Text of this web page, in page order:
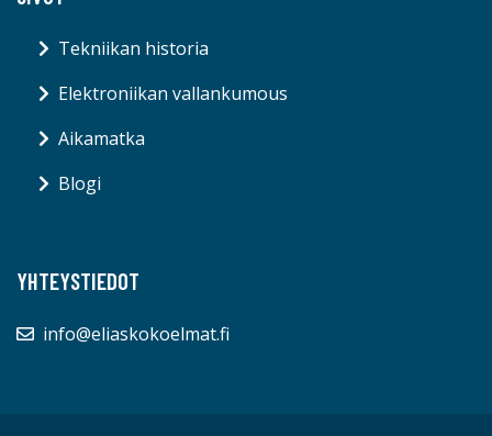
Tekniikan historia
Elektroniikan vallankumous
Aikamatka
Blogi
YHTEYSTIEDOT
info@eliaskokoelmat.fi